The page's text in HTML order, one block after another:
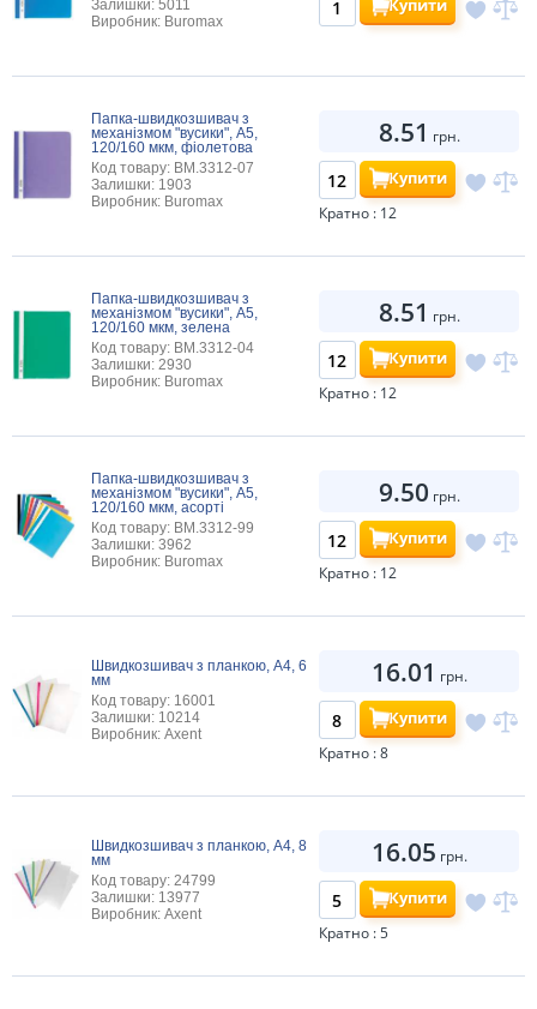
Залишки: 5011
Виробник: Buromax
Купити
Папка-швидкозшивач з
механізмом "вусики", А5,
120/160 мкм, фіолетова
Код товару: BM.3312-07
Залишки: 1903
Виробник: Buromax
8.51 грн.
Купити
Кратно : 12
Папка-швидкозшивач з
механізмом "вусики", А5,
120/160 мкм, зелена
Код товару: BM.3312-04
Залишки: 2930
Виробник: Buromax
8.51 грн.
Купити
Кратно : 12
Папка-швидкозшивач з
механізмом "вусики", А5,
120/160 мкм, асорті
Код товару: BM.3312-99
Залишки: 3962
Виробник: Buromax
9.50 грн.
Купити
Кратно : 12
Швидкозшивач з планкою, А4, 6
мм
Код товару: 16001
Залишки: 10214
Виробник: Axent
16.01 грн.
Купити
Кратно : 8
Швидкозшивач з планкою, А4, 8
мм
Код товару: 24799
Залишки: 13977
Виробник: Axent
16.05 грн.
Купити
Кратно : 5